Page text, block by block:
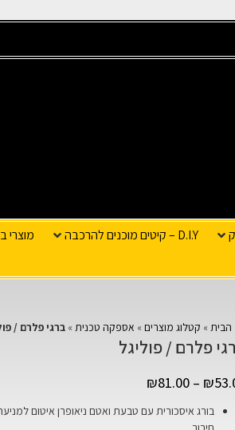
D.I.Y – קיטים מוכנים להרכבה מוצרי
» קטלוג מוצרים» אספקה טכנית» ברגי פלרם /
פלרם / פוליגל
₪
–
₪81.00
בורג איסכורית עם טבעת ואטם ניאופרן איטום